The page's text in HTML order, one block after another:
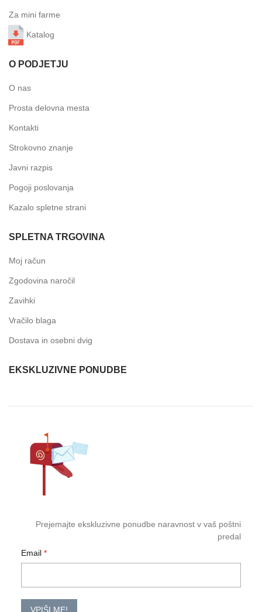
Za mini farme
Katalog
O PODJETJU
O nas
Prosta delovna mesta
Kontakti
Strokovno znanje
Javni razpis
Pogoji poslovanja
Kazalo spletne strani
SPLETNA TRGOVINA
Moj račun
Zgodovina naročil
Zavihki
Vračilo blaga
Dostava in osebni dvig
EKSKLUZIVNE PONUDBE
Prejemajte ekskluzivne ponudbe naravnost v vaš poštni
predal
Email
VPIŠI ME!